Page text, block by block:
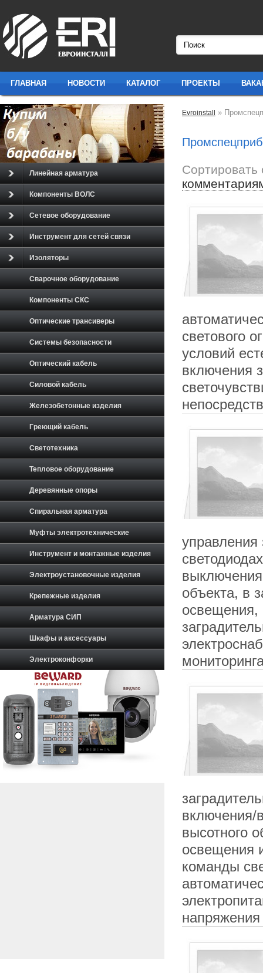
ГЛАВНАЯ НОВОСТИ КАТАЛОГ ПРОЕКТЫ
Evroinstall »
Сортировать
светового
условий
включения
выключения
объекта, в
освещения,
включения/
высотного
освещения
команды
напряжения
Линейная арматура
Компоненты ВОЛС
Сетевое оборудование
Инструмент для сетей связи
Изоляторы
Сварочное оборудование
Компоненты СКС
Оптические трансиверы
Системы безопасности
Оптический кабель
Силовой кабель
Железобетонные изделия
Греющий кабель
Светотехника
Тепловое оборудование
Деревянные опоры
Спиральная арматура
Муфты электротехнические
Инструмент и монтажные изделия
Электроустановочные изделия
Крепежные изделия
Арматура СИП
Шкафы и аксессуары
Электроконфорки